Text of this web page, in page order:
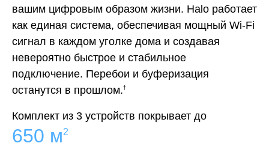
вашим цифровым образом жизни. Halo работает
как единая система, обеспечивая мощный Wi-Fi
сигнал в каждом уголке дома и создавая
невероятно быстрое и стабильное
подключение. Перебои и буферизация
останутся в прошлом.†
Комплект из 3 устройств покрывает до
650 м2